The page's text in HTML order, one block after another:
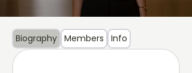
Biography Members Info